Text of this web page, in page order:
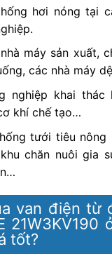
hơi nóng tại
máy sản xuất,
các nhà máy
nghiệp khai thác
khí chế tạo…
tưới tiêu nông
chăn nuôi gia
van điện từ
21W3KV190
tốt?